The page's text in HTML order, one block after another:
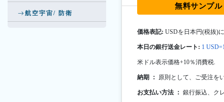
航空宇宙/ 防衛
無料サンプル
価格表記: USDを日本円(税抜)
本日の銀行送金レート: 1
米ドル表示価格+10％消費税.
納期 ： 原則として、ご受注を
お支払い方法 ： 銀行振込、ク